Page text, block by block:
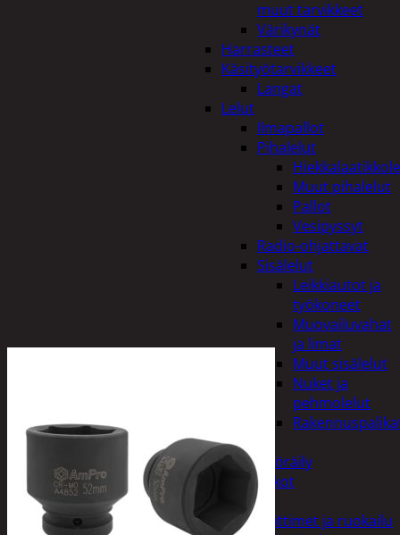
muut tarvikkeet
Värikynät
Harrasteet
Käsityötarvikkeet
Langat
Lelut
Ilmapallot
Pihalelut
Muut pihalelut
Pallot
Vesipyssyt
Radio-ohjattavat
Sisälelut
Leikkiautot ja
työkoneet
Muovailuvahat
ja limat
Muut sisälelut
Nuket ja
pehmolelut
Pelit
Polkupyöräily
Lukot
Retkeily
Keittimet ja ruokailu